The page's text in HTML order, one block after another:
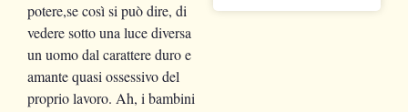
potere,se così si può dire, di
vedere sotto una luce diversa
un uomo dal carattere duro e
amante quasi ossessivo del
proprio lavoro. Ah, i bambini